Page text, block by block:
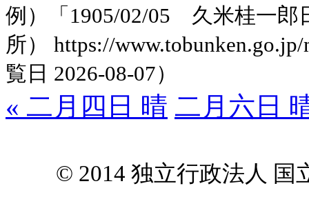
例）「1905/02/05 久米桂一郎
所） https://
覧日 2026-08-07）
« 二月四日 晴 二月六日
© 2014 独立行政法人 国